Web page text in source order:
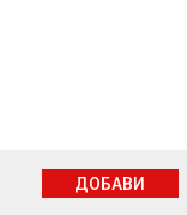
ДОБАВИ